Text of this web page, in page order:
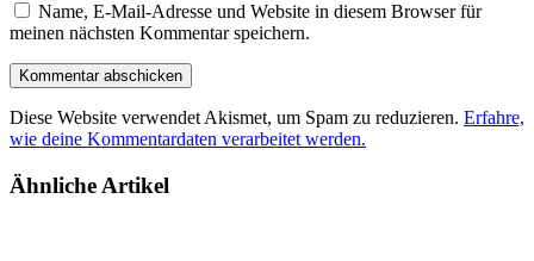
Name, E-Mail-Adresse und Website in diesem Browser für
meinen nächsten Kommentar speichern.
Diese Website verwendet Akismet, um Spam zu reduzieren. Erfahre,
wie deine Kommentardaten verarbeitet werden.
Ähnliche Artikel